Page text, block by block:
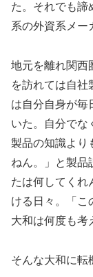
た。それでも諦
系の外資系メー
地元を離れ関西
を訪れては自社
は自分自身が毎
いた。自分でな
製品の知識より
ねん。」と製品
たは何してくれ
ける日々。「こ
大和は何度も考
そんな大和に転